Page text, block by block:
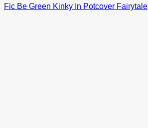
Fic Be Green Kinky In Potcover Fairytale